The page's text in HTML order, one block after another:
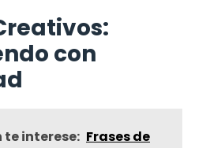
con
te interese: Frases de